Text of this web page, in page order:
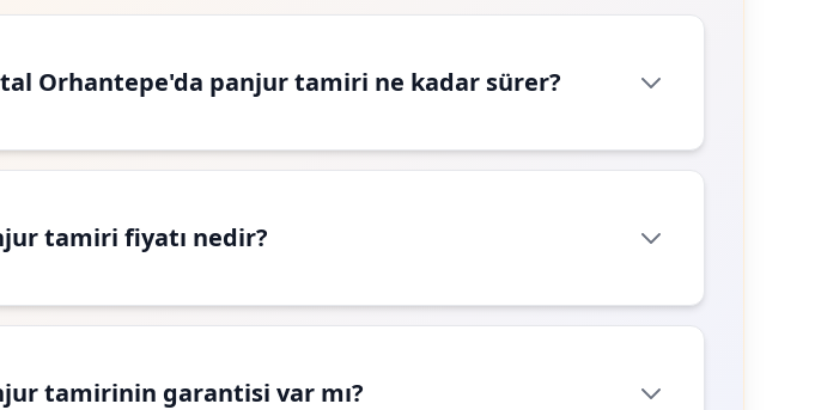
Orhantepe'da panjur tamiri ne kadar sürer?
tamiri fiyatı nedir?
tamirinin garantisi var mı?